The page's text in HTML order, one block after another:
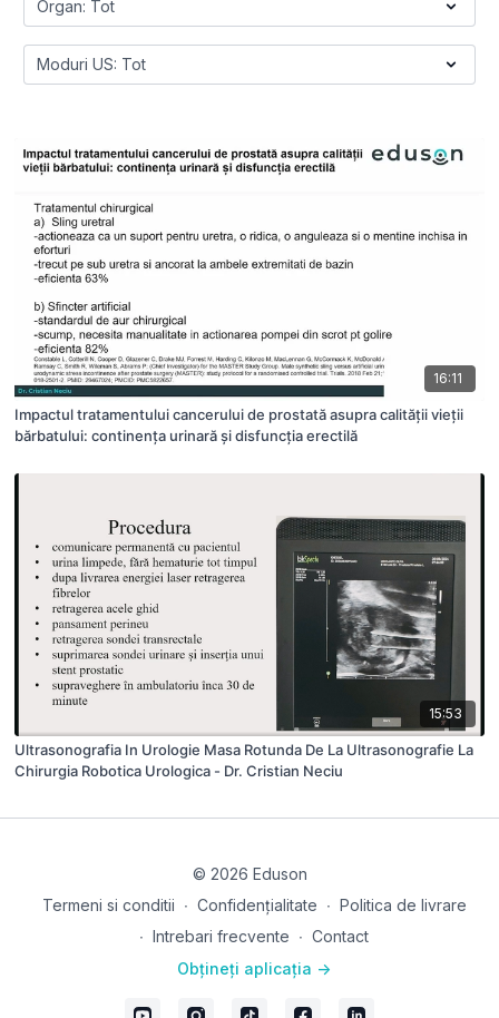
16:11
Impactul tratamentului cancerului de prostată asupra calității vieții
bărbatului: continența urinară și disfuncția erectilă
15:53
Ultrasonografia In Urologie Masa Rotunda De La Ultrasonografie La
Chirurgia Robotica Urologica - Dr. Cristian Neciu
© 2026 Eduson
Termeni si conditii ∙ Confidențialitate ∙ Politica de livrare
∙ Intrebari frecvente ∙ Contact
Obțineți aplicația ->